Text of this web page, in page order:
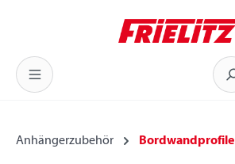
Zum Hauptinhalt springen
Anhängerzubehör Bordwandprofile